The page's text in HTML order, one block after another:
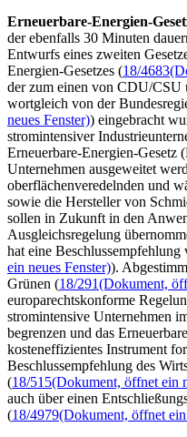
Erneuerbare-Energien-
der ebenfalls 30 Minuten
Entwurfs eines zweiten
Energien-Gesetzes (18/4683
der zum einen von CDU/CSU
wortgleich von der
neues Fenster)) eingebracht
stromintensiver
Erneuerbare-Energien-Gesetz
Unternehmen ausgeweitet
oberflächenveredelnden und
sowie die Hersteller von
sollen in Zukunft in den
Ausgleichsregelung
hat eine Beschlussempfehlung
ein neues Fenster)).
Grünen (18/291(Dokument,
europarechtskonforme
stromintensive Unternehmen
begrenzen und das
kosteneffizientes Instrument
Beschlussempfehlung des
(18/515(Dokument, öffnet ein
auch über einen
(18/4979(Dokument, öffnet ein